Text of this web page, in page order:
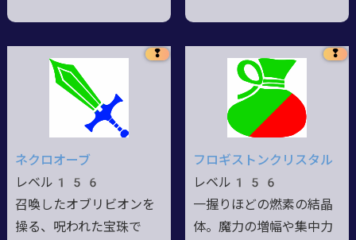
❢
ネクロオーブ
レベル156
召喚したオブリビオンを
操る、呪われた宝珠で
❢
フロギストンクリスタル
レベル156
一握りほどの燃素の結晶
体。魔力の増幅や集中力